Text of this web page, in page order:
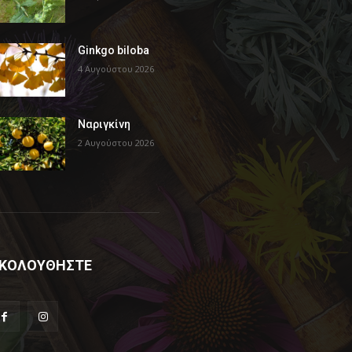
Ginkgo biloba
4 Αυγούστου 2026
Ναριγκίνη
2 Αυγούστου 2026